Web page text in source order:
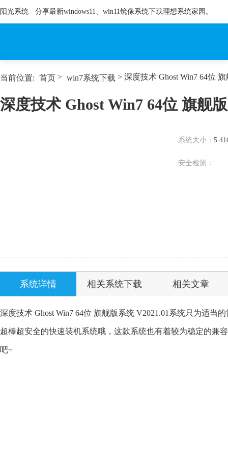
阳光系统 - 分享最新windows11、win11镜像系统下载理想系统家园。
当前位置: 首页 > win7系统下载 > 深度技术 Ghost Win7 64位
深度技术 Ghost Win7 64位 旗舰
系统大小：
安全检测：
系统详情 相关系统下载 相关文章
深度技术 Ghost Win7 64位 旗舰版系统 V2021.01系统只为适当
超棒超安全的快速装机系统哦，这款系统也有着较为稳定的兼
吧~